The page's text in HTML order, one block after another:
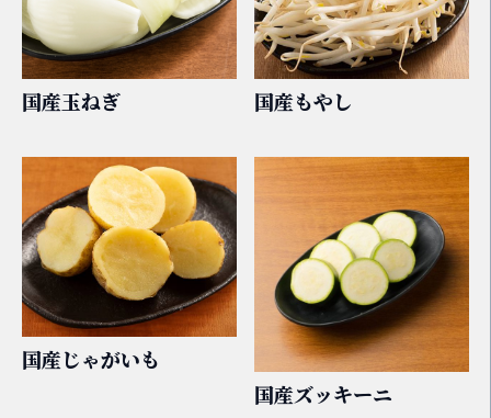
国産玉ねぎ 国産もやし
国産じゃがいも
国産ズッキーニ